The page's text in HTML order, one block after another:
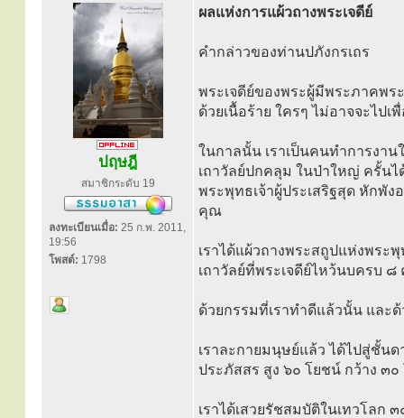
ปฤษฎี
สมาชิกระดับ 19
ลงทะเบียนเมื่อ: 25 ก.พ. 2011,
19:56
โพสต์: 1798
ผลแห่งการแผ้วถางพระเจดีย์
คำกล่าวของท่านปภังกรเถร
พระเจดีย์ของพระผู้มีพระภาคพ
ด้วยเนื้อร้าย ใครๆ ไม่อาจจะไป
ในกาลนั้น เราเป็นคนทำการงา
เถาวัลย์ปกคลุม ในป่าใหญ่ ครั้นไ
พระพุทธเจ้าผู้ประเสริฐสุด หักพั
คุณ
เราได้แผ้วถางพระสถูปแห่งพระ
เถาวัลย์ที่พระเจดีย์ไหว้นบครบ
ด้วยกรรมที่เราทำดีแล้วนั้น และ
เราละกายมนุษย์แล้ว ได้ไปสู่ชั้น
ประภัสสร สูง ๖๐ โยชน์ กว้าง ๓๐
เราได้เสวยรัชสมบัติในเทวโลก